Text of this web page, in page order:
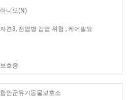
아니오(N)
자견3, 전염병 감염 위험 , 케어필요
보호중
함안군유기동물보호소